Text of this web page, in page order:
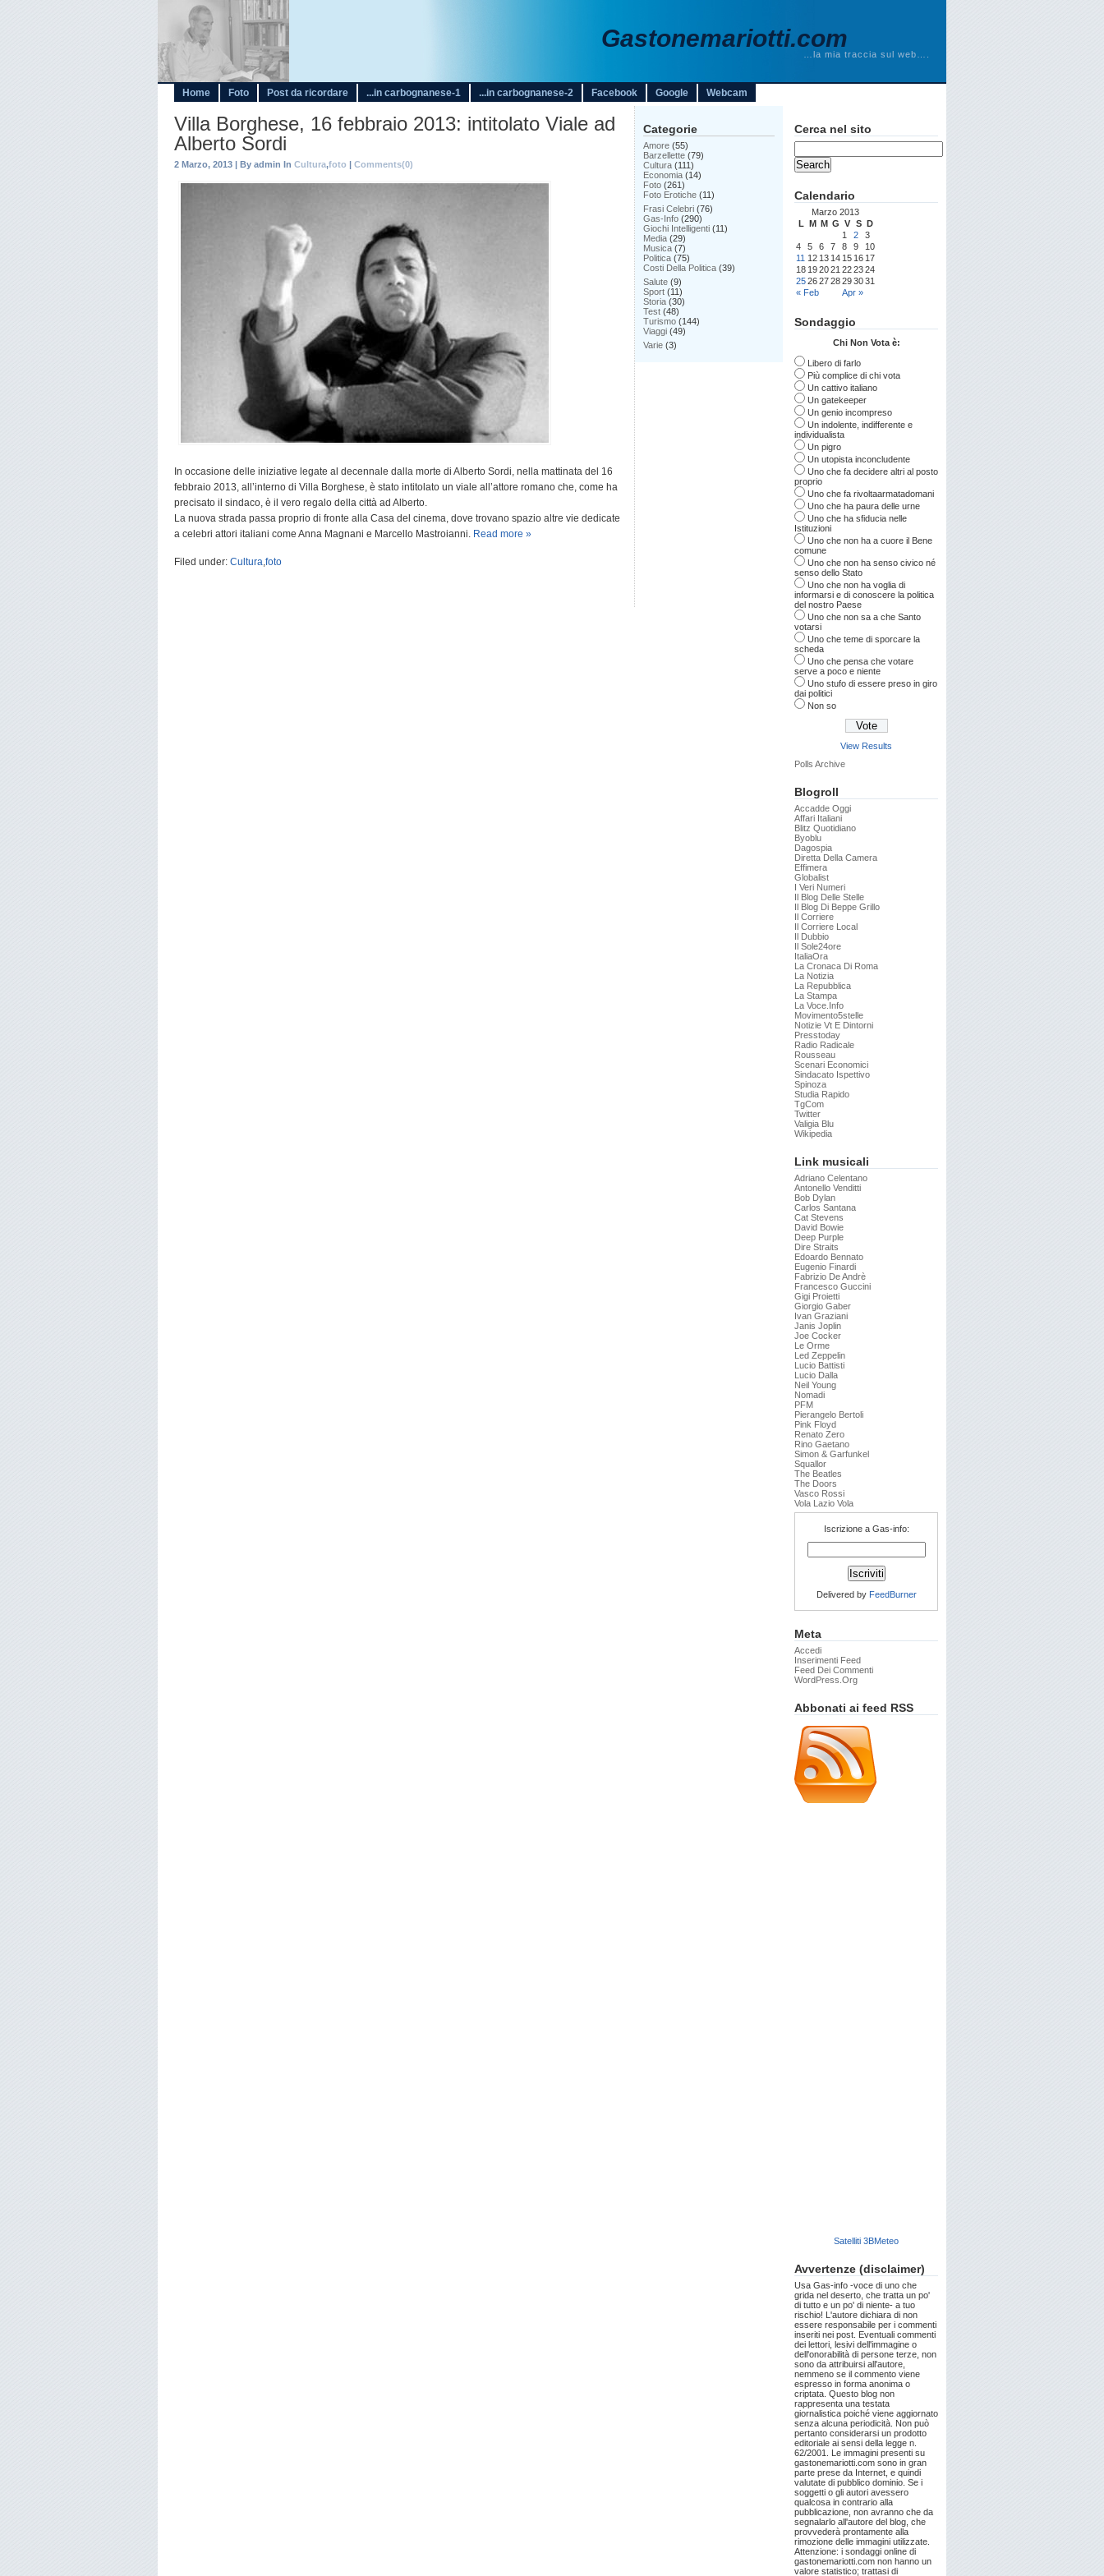
Gastonemariotti.com
…la mia traccia sul web….
Home Foto Post da ricordare ...in carbognanese-1 ...in carbognanese-2 Facebook Google Webcam
Villa Borghese, 16 febbraio 2013: intitolato Viale ad
Alberto Sordi
2 Marzo, 2013 | By admin In Cultura,foto | Comments(0)
In occasione delle iniziative legate al decennale dalla morte di Alberto Sordi, nella mattinata del 16
febbraio 2013, all’interno di Villa Borghese, è stato intitolato un viale all’attore romano che, come ha
precisato il sindaco, è il vero regalo della città ad Alberto.
La nuova strada passa proprio di fronte alla Casa del cinema, dove trovano spazio altre vie dedicate
a celebri attori italiani come Anna Magnani e Marcello Mastroianni. Read more »
Filed under: Cultura,foto
Categorie
Amore (55)
Barzellette (79)
Cultura (111)
Economia (14)
Foto (261)
Foto Erotiche (11)
Frasi Celebri (76)
Gas-Info (290)
Giochi Intelligenti (11)
Media (29)
Musica (7)
Politica (75)
Costi Della Politica (39)
Salute (9)
Sport (11)
Storia (30)
Test (48)
Turismo (144)
Viaggi (49)
Varie (3)
Cerca nel sito
Calendario
Marzo 2013
L M M G V S D
« Feb Apr »
1 2
3
4
5 6 7 8 9
10
11 12 13 14 15 16 17
18 192021 222324
25262728293031
Sondaggio
Chi Non Vota è:
Libero di farlo
Più complice di chi vota
Un cattivo italiano
Un gatekeeper
Un genio incompreso
Un indolente, indifferente e
individualista
Un pigro
Un utopista inconcludente
Uno che fa decidere altri al posto
proprio
Uno che fa rivoltaarmatadomani
Uno che ha paura delle urne
Uno che ha sfiducia nelle
Istituzioni
Uno che non ha a cuore il Bene
comune
Uno che non ha senso civico né
senso dello Stato
Uno che non ha voglia di
informarsi e di conoscere la politica
del nostro Paese
Uno che non sa a che Santo
votarsi
Uno che teme di sporcare la
scheda
Uno che pensa che votare
serve a poco e niente
Uno stufo di essere preso in giro
dai politici
Non so
View Results
Polls Archive
Blogroll
Accadde Oggi
Affari Italiani
Blitz Quotidiano
Byoblu
Dagospia
Diretta Della Camera
Effimera
Globalist
I Veri Numeri
Il Blog Delle Stelle
Il Blog Di Beppe Grillo
Il Corriere
Il Corriere Local
Il Dubbio
Il Sole24ore
ItaliaOra
La Cronaca Di Roma
La Notizia
La Repubblica
La Stampa
La Voce.info
Movimento5stelle
Notizie Vt E Dintorni
Presstoday
Radio Radicale
Rousseau
Scenari Economici
Sindacato Ispettivo
Spinoza
Studia Rapido
TgCom
Twitter
Valigia Blu
Wikipedia
Link musicali
Adriano Celentano
Antonello Venditti
Bob Dylan
Carlos Santana
Cat Stevens
David Bowie
Deep Purple
Dire Straits
Edoardo Bennato
Eugenio Finardi
Fabrizio De Andrè
Francesco Guccini
Gigi Proietti
Giorgio Gaber
Ivan Graziani
Janis Joplin
Joe Cocker
Le Orme
Led Zeppelin
Lucio Battisti
Lucio Dalla
Neil Young
Nomadi
PFM
Pierangelo Bertoli
Pink Floyd
Renato Zero
Rino Gaetano
Simon & Garfunkel
Squallor
The Beatles
The Doors
Vasco Rossi
Vola Lazio Vola
Iscrizione a Gas-info:
Delivered by FeedBurner
Meta
Accedi
Inserimenti Feed
Feed Dei Commenti
WordPress.org
Abbonati ai feed RSS
Satelliti 3BMeteo
Avvertenze (disclaimer)
Usa Gas-info -voce di uno che
grida nel deserto, che tratta un po'
di tutto e un po' di niente- a tuo
rischio! L'autore dichiara di non
essere responsabile per i commenti
inseriti nei post. Eventuali commenti
dei lettori, lesivi dell'immagine o
dell'onorabilità di persone terze, non
sono da attribuirsi all'autore,
nemmeno se il commento viene
espresso in forma anonima o
criptata. Questo blog non
rappresenta una testata
giornalistica poiché viene aggiornato
senza alcuna periodicità. Non può
pertanto considerarsi un prodotto
editoriale ai sensi della legge n.
62/2001. Le immagini presenti su
gastonemariotti.com sono in gran
parte prese da Internet, e quindi
valutate di pubblico dominio. Se i
soggetti o gli autori avessero
qualcosa in contrario alla
pubblicazione, non avranno che da
segnalarlo all'autore del blog, che
provvederà prontamente alla
rimozione delle immagini utilizzate.
Attenzione: i sondaggi online di
gastonemariotti.com non hanno un
valore statistico; trattasi di